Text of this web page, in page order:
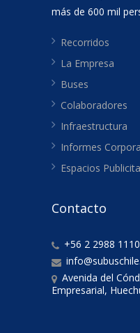
más de 600 mil
Recorridos
La Empresa
Buses
Colaboradores
Infraestructura
Informes
Espacios
Contacto
+56 2 2988 1110
Avenida del
Empresarial,